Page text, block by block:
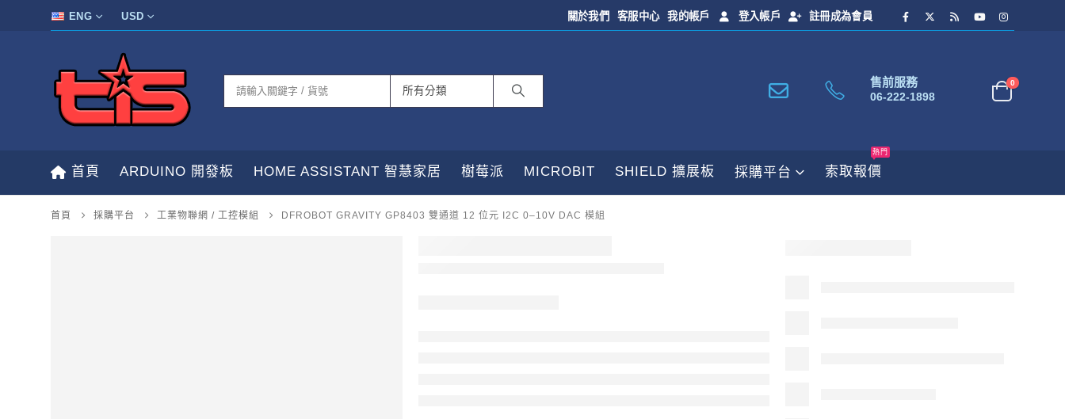
ENG USD 關於我們 客服中心 我的帳戶 登入帳戶 註冊成為會員
售前服務
06-222-1898
0
首頁 ARDUINO 開發板 HOME ASSISTANT 智慧家居 樹莓派 MICROBIT SHIELD 擴展板 採購平台 索取報價
熱門
首頁 採購平台 工業物聯網 / 工控模組 DFROBOT GRAVITY GP8403 雙通道 12 位元 I2C 0–10V DAC 模組